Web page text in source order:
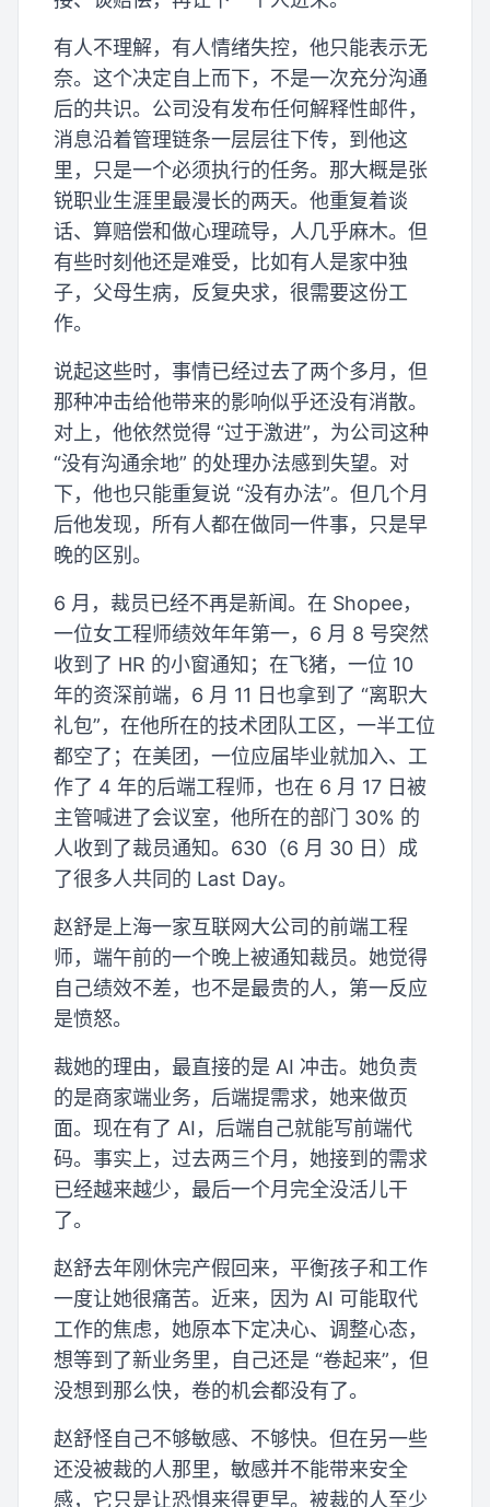
有人不理解，有人情绪失控，他只能表示无
奈。这个决定自上而下，不是一次充分沟通
后的共识。公司没有发布任何解释性邮件，
消息沿着管理链条一层层往下传，到他这
里，只是一个必须执行的任务。那大概是张
锐职业生涯里最漫长的两天。他重复着谈
话、算赔偿和做心理疏导，人几乎麻木。但
有些时刻他还是难受，比如有人是家中独
子，父母生病，反复央求，很需要这份工
作。
说起这些时，事情已经过去了两个多月，但
那种冲击给他带来的影响似乎还没有消散。
对上，他依然觉得 “过于激进”，为公司这种
“没有沟通余地” 的处理办法感到失望。对
下，他也只能重复说 “没有办法”。但几个月
后他发现，所有人都在做同一件事，只是早
晚的区别。
6 月，裁员已经不再是新闻。在 Shopee，
一位女工程师绩效年年第一，6 月 8 号突然
收到了 HR 的小窗通知；在飞猪，一位 10
年的资深前端，6 月 11 日也拿到了 “离职大
礼包”，在他所在的技术团队工区，一半工位
都空了；在美团，一位应届毕业就加入、工
作了 4 年的后端工程师，也在 6 月 17 日被
主管喊进了会议室，他所在的部门 30% 的
人收到了裁员通知。630（6 月 30 日）成
了很多人共同的 Last Day。
赵舒是上海一家互联网大公司的前端工程
师，端午前的一个晚上被通知裁员。她觉得
自己绩效不差，也不是最贵的人，第一反应
是愤怒。
裁她的理由，最直接的是 AI 冲击。她负责
的是商家端业务，后端提需求，她来做页
面。现在有了 AI，后端自己就能写前端代
码。事实上，过去两三个月，她接到的需求
已经越来越少，最后一个月完全没活儿干
了。
赵舒去年刚休完产假回来，平衡孩子和工作
一度让她很痛苦。近来，因为 AI 可能取代
工作的焦虑，她原本下定决心、调整心态，
想等到了新业务里，自己还是 “卷起来”，但
没想到那么快，卷的机会都没有了。
赵舒怪自己不够敏感、不够快。但在另一些
还没被裁的人那里，敏感并不能带来安全
感，它只是让恐惧来得更早。被裁的人至少